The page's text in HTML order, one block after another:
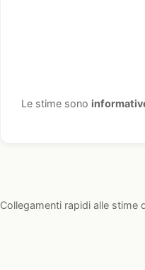
Le stime sono
Collegamenti rapidi alle stime